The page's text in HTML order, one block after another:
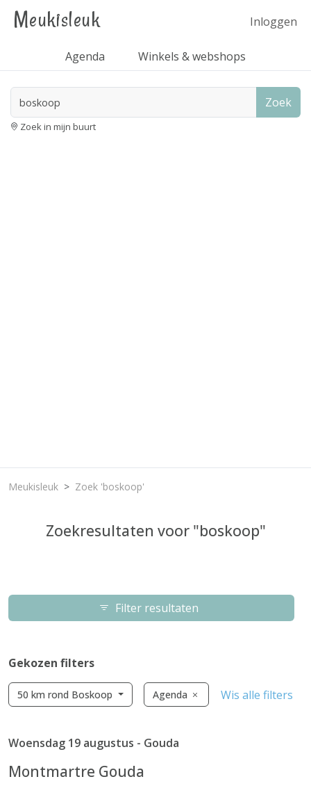
Meukisleuk Inloggen
Agenda Winkels & webshops
Zoek
Zoek in mijn buurt
Meukisleuk Zoek 'boskoop'
Zoekresultaten voor "boskoop"
Filter resultaten
Gekozen filters
50 km rond Boskoop Agenda Wis alle filters
Woensdag 19 augustus - Gouda
Montmartre Gouda